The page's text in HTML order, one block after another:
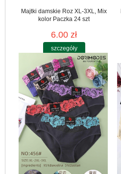
Majtki damskie Roz XL-3XL, Mix
kolor Paczka 24 szt
6.00 zł
szczegóły